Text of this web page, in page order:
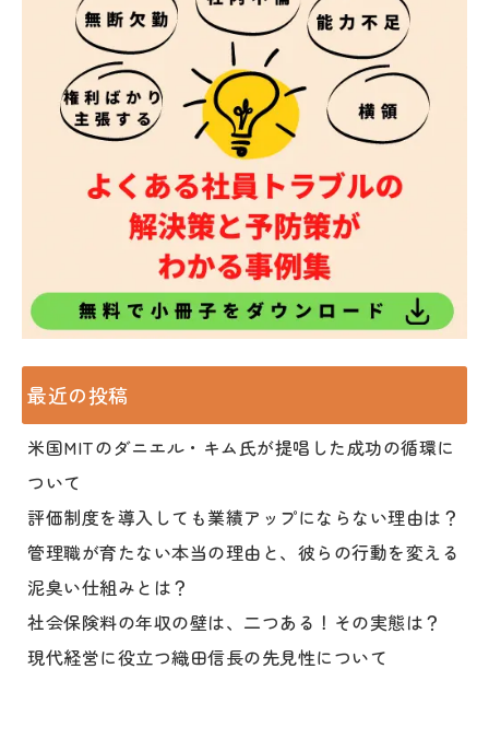
最近の投稿
米国MITのダニエル・キム氏が提唱した成功の循環に
ついて
評価制度を導入しても業績アップにならない理由は？
管理職が育たない本当の理由と、彼らの行動を変える
泥臭い仕組みとは？
社会保険料の年収の壁は、二つある！その実態は？
現代経営に役立つ織田信長の先見性について